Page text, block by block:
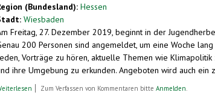
(Bundesland): Hessen
Wiesbaden
Freitag, 27. Dezember 2019, beginnt in der
200 Personen sind angemeldet, um eine Woche
Vorträge zu hören, aktuelle Themen wie
ihre Umgebung zu erkunden. Angeboten wird auch
über 200 Teilnehmer beim Internationalen Esperanto-
Zum Verfassen von Kommentaren bitte Anmelden.